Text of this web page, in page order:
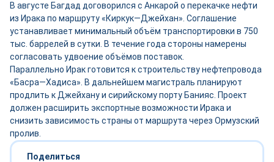
В августе Багдад договорился с Анкарой о перекачке нефти
из Ирака по маршруту «Киркук—Джейхан». Соглашение
устанавливает минимальный объём транспортировки в 750
тыс. баррелей в сутки. В течение года стороны намерены
согласовать удвоение объёмов поставок.
Параллельно Ирак готовится к строительству нефтепровода
«Басра—Хадиса». В дальнейшем магистраль планируют
продлить к Джейхану и сирийскому порту Банияс. Проект
должен расширить экспортные возможности Ирака и
снизить зависимость страны от маршрута через Ормузский
пролив.
Поделиться